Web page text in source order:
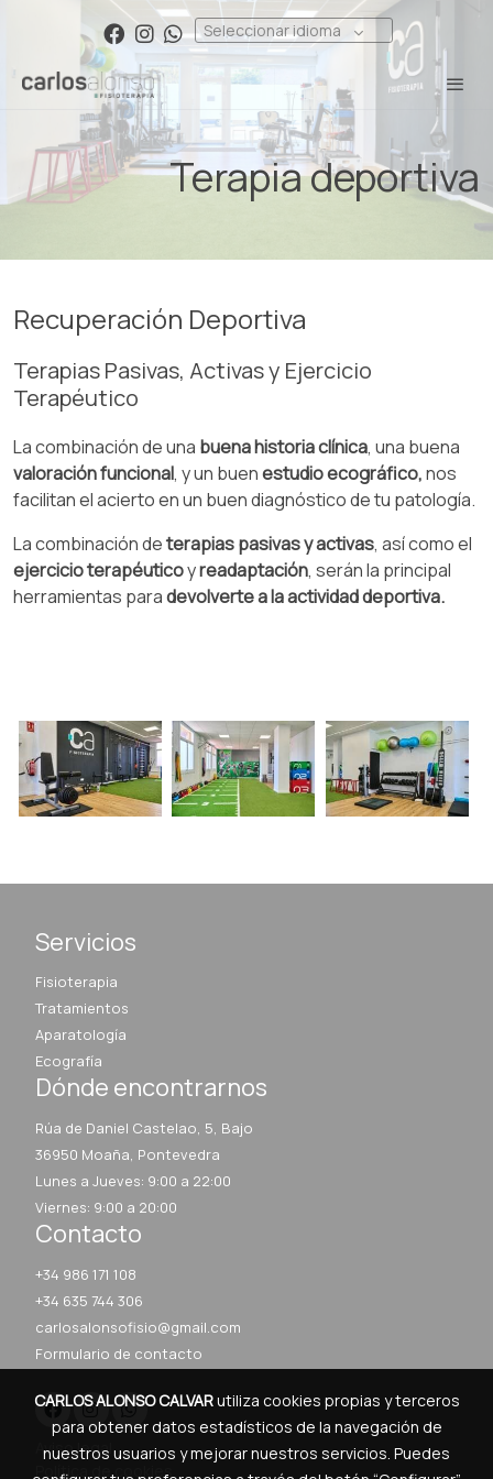
Seleccionar idioma
Terapia deportiva
Recuperación Deportiva
Terapias Pasivas, Activas y Ejercicio
Terapéutico
La combinación de una buena historia clínica, una buena
valoración funcional, y un buenestudio ecográfico,nos
facilitan el acierto en un buen diagnóstico de tu patología.
La combinación deterapias pasivas y activas, así como el
ejercicio terapéuticoyreadaptación, serán la principal
herramientas paradevolverte a la actividad deportiva.
Servicios
Fisioterapia
Tratamientos
Aparatología
Ecografía
Dónde encontrarnos
Rúa de Daniel Castelao, 5, Bajo
36950 Moaña, Pontevedra
Lunes a Jueves: 9:00 a 22:00
Viernes: 9:00 a 20:00
Contacto
+34 986 171 108
+34 635 744 306
carlosalonsofisio@gmail.com
Formulario de contacto
Aviso legal
Política de cookies
CARLOS ALONSO CALVARutiliza cookies propias y terceros
para obtener datos estadísticos de la navegación de
nuestros usuarios y mejorar nuestros servicios. Puedes